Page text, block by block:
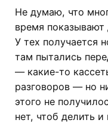
Не думаю, что
время
У тех получается
там пытались
— какие-то
разговоров — но
этого не
нет, чтоб делить